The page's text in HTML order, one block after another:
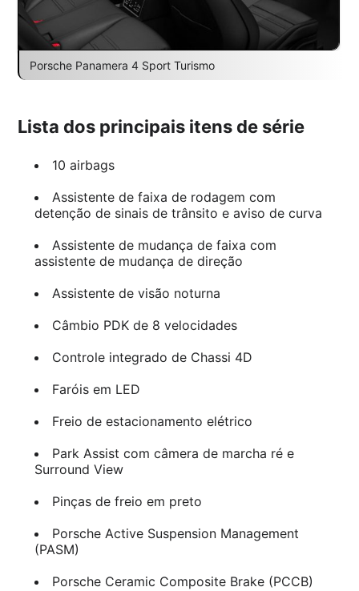
Porsche Panamera 4 Sport Turismo
Lista dos principais itens de série
10 airbags
Assistente de faixa de rodagem com
detenção de sinais de trânsito e aviso de curva
Assistente de mudança de faixa com
assistente de mudança de direção
Assistente de visão noturna
Câmbio PDK de 8 velocidades
Controle integrado de Chassi 4D
Faróis em LED
Freio de estacionamento elétrico
Park Assist com câmera de marcha ré e
Surround View
Pinças de freio em preto
Porsche Active Suspension Management
(PASM)
Porsche Ceramic Composite Brake (PCCB)